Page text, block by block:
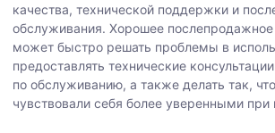
качества, технической поддержки и
обслуживания. Хорошее
может быстро решать проблемы в
предоставлять технические
по обслуживанию, а также делать так,
чувствовали себя более уверенными при